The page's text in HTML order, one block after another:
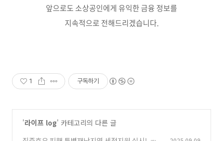
앞으로도 소상공인에게 유익한 금융 정보를
지속적으로 전해드리겠습니다.
1 구독하기
'라이프 log' 카테고리의 다른 글